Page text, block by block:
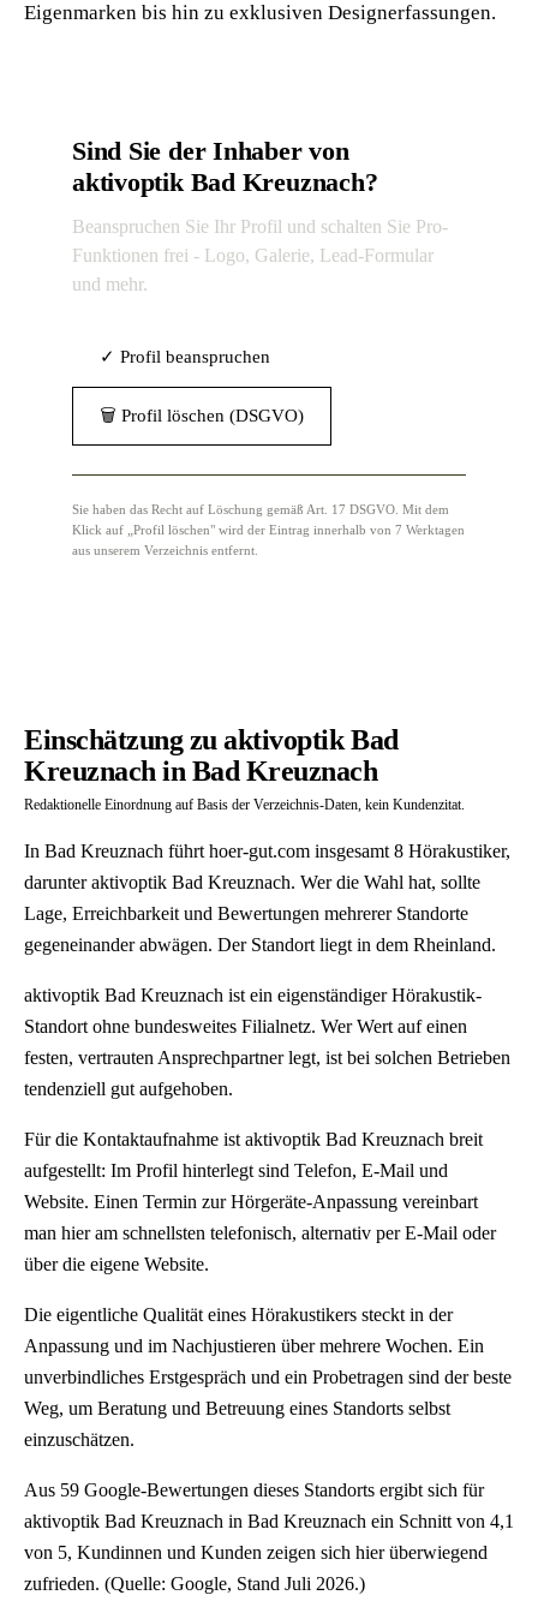
Eigenmarken bis hin zu exklusiven Designerfassungen.
Sind Sie der Inhaber von
aktivoptik Bad Kreuznach?
Beanspruchen Sie Ihr Profil und schalten Sie Pro-
Funktionen frei - Logo, Galerie, Lead-Formular
und mehr.
✓ Profil beanspruchen
🗑 Profil löschen (DSGVO)
Sie haben das Recht auf Löschung gemäß Art. 17 DSGVO. Mit dem
Klick auf „Profil löschen" wird der Eintrag innerhalb von 7 Werktagen
aus unserem Verzeichnis entfernt.
Einschätzung zu aktivoptik Bad
Kreuznach in Bad Kreuznach
Redaktionelle Einordnung auf Basis der Verzeichnis-Daten, kein Kundenzitat.
In Bad Kreuznach führt hoer-gut.com insgesamt 8 Hörakustiker,
darunter aktivoptik Bad Kreuznach. Wer die Wahl hat, sollte
Lage, Erreichbarkeit und Bewertungen mehrerer Standorte
gegeneinander abwägen. Der Standort liegt in dem Rheinland.
aktivoptik Bad Kreuznach ist ein eigenständiger Hörakustik-
Standort ohne bundesweites Filialnetz. Wer Wert auf einen
festen, vertrauten Ansprechpartner legt, ist bei solchen Betrieben
tendenziell gut aufgehoben.
Für die Kontaktaufnahme ist aktivoptik Bad Kreuznach breit
aufgestellt: Im Profil hinterlegt sind Telefon, E-Mail und
Website. Einen Termin zur Hörgeräte-Anpassung vereinbart
man hier am schnellsten telefonisch, alternativ per E-Mail oder
über die eigene Website.
Die eigentliche Qualität eines Hörakustikers steckt in der
Anpassung und im Nachjustieren über mehrere Wochen. Ein
unverbindliches Erstgespräch und ein Probetragen sind der beste
Weg, um Beratung und Betreuung eines Standorts selbst
einzuschätzen.
Aus 59 Google-Bewertungen dieses Standorts ergibt sich für
aktivoptik Bad Kreuznach in Bad Kreuznach ein Schnitt von 4,1
von 5, Kundinnen und Kunden zeigen sich hier überwiegend
zufrieden. (Quelle: Google, Stand Juli 2026.)